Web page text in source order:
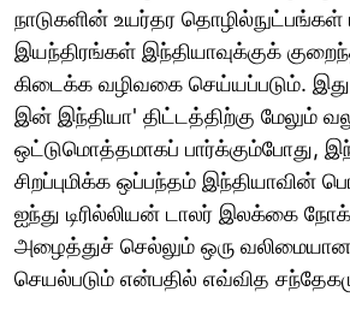
நாடுகளின் உயர்தர தொழில்நுட்பங்கள்
இயந்திரங்கள் இந்தியாவுக்குக்
கிடைக்க வழிவகை செய்யப்படும்.
இன் இந்தியா' திட்டத்திற்கு மேலும்
ஒட்டுமொத்தமாகப் பார்க்கும்போது,
சிறப்புமிக்க ஒப்பந்தம் இந்தியாவின்
ஐந்து டிரில்லியன் டாலர் இலக்கை
அழைத்துச் செல்லும் ஒரு வலிமையான
செயல்படும் என்பதில் எவ்வித